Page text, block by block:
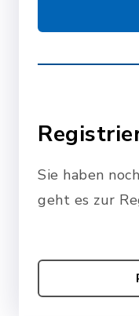
Sie haben
geht es zur